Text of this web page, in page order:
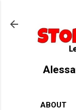
ABOUT